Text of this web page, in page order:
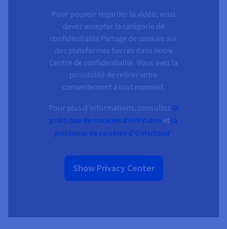
Pour pouvoir regarder la vidéo, vous
devez accepter la catégorie de
confidentialité Partage de cookies sur
des plateformes tierces dans notre
Centre de confidentialité. Vous avez la
possibilité de retirer votre
consentement à tout moment.
Pour plus d'informations, consultez la
politique de cookies d'API Video et la
politique de cookies d'OVHcloud.
Show Privacy Center